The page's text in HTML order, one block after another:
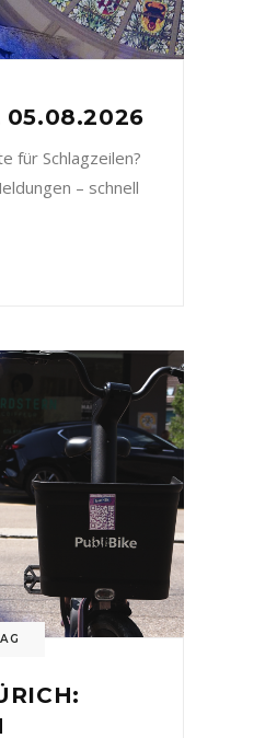
05.08.2026
für Schlagzeilen?
– schnell